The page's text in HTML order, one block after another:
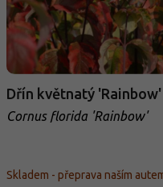
Dřín květnatý 'Rainbow'
Cornus florida 'Rainbow'
Skladem - přeprava naším